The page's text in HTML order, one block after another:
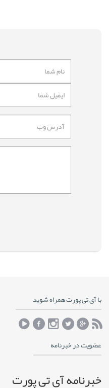
با آی تی پورت همراه شوید
عضویت در خبرنامه
خبرنامه آی تی پورت